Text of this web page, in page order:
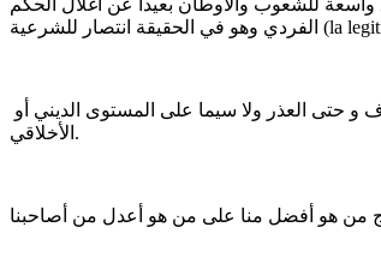
للشعوب والأوطان بعيدا عن أغلال الحكم
الأخلاقي.